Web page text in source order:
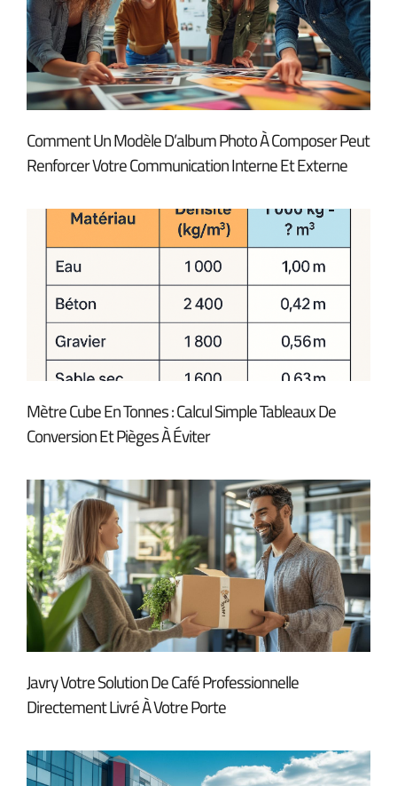
Comment Un Modèle D’album Photo À Composer Peut
Renforcer Votre Communication Interne Et Externe
Mètre Cube En Tonnes : Calcul Simple Tableaux De
Conversion Et Pièges À Éviter
Javry Votre Solution De Café Professionnelle
Directement Livré À Votre Porte